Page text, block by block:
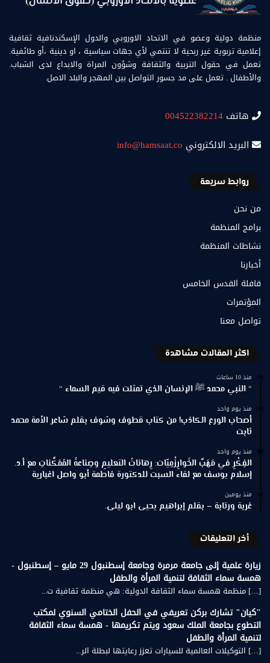
منظمة دولية وعضو في الاتحاد الاوروبي والدول الإسكندنافية ثقافية
إعلامية تربوية غير ربحية لا تنتمي لأي جهات سياسية ، او دينية ،أو طائفية.
تعمل في حقول التربية والثقافة وشؤون المراة والابداع لدى الشباب.
والأطفال . تعمل على مد جسور التواصل بين المهجر والبلد الاصل.
هاتف 004522382214
البريد الالكتروني info@hamsaat.co
روابط سريعة
من نحن
برامج المنظمة
نشاطات المنظمة
أخبارنا
قافلة القدس الخامس
المؤتمرات
تواصل معنا
اكثر المقالات مشاهدة
منذ 10 ساعات
“ النبي محمد ﷺ الإنسان الذي تمثلت فيه قيم السماء “
منذ يوم واحد
أصحاب الورع الكاذب! من كتاب قطوف وشوف بقلم شاعر الأمة محمد
ثابت
منذ يوم واحد
الفِكْرِ في مَهَبِّ الخَوارِزْمِيّات: رِهاناتُ التعليمِ وصِناعةُ المُمَكِّناتِ مع أ.د.
إسلام يوسف مع لقاء السبت للدكتورة فاطمة أبو واصل اغبارية
منذ يومين
غربة ورتابة – بقلم إبراهيم يحيى ابو ليلى.
أخر التعليقات
زيارة علمية إلى جامعة مرمرة وجامعة إسطنبول 29 مايو – إسطنبول -
همسة سماء الثقافة لتنمية المرأة والطفل
[…] منظمة همسة سماء الثقافة الدولية: هي منظمة ثقافية ت...
"كيان" تشارك بركن تعريفي في الحفل الختامي السنوي لمكتب
التطوع بجامعة الملك سعود ويتم تكريمها - همسة سماء الثقافة
لتنمية المرأة والطفل
[…] التوكيلات العالمية للسيارات تعزز رعايتها لبطلة الر...